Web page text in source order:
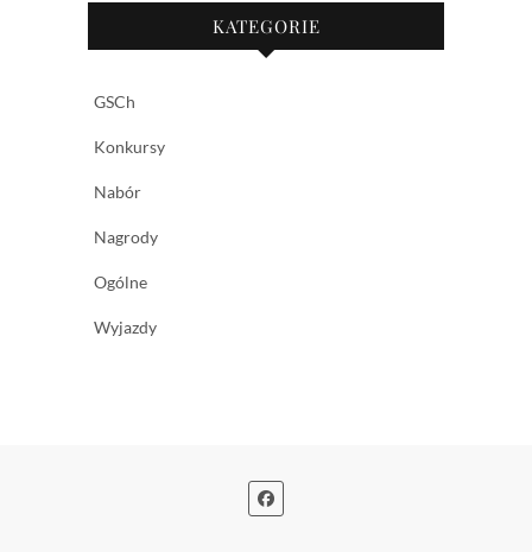
KATEGORIE
GSCh
Konkursy
Nabór
Nagrody
Ogólne
Wyjazdy